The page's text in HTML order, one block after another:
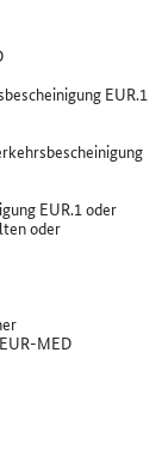
EUR.1
EUR.1 oder
oder
MED